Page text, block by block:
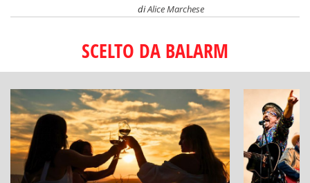
diAlice Marchese
SCELTO DA BALARM